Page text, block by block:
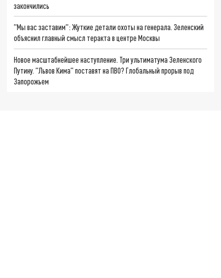
закончились
"Мы вас заставим": Жуткие детали охоты на генерала. Зеленский
объяснил главный смысл теракта в центре Москвы
Новое масштабнейшее наступление. Три ультиматума Зеленского
Путину. "Львов Кима" поставят на ПВО? Глобальный прорыв под
Запорожьем